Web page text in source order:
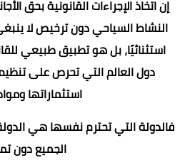
إن اتخاذ الإجراءات القانونية بحق
النشاط السياحي دون ترخيص لا ينبغي
استثنائيًا، بل هو تطبيق طبيعي
دول العالم التي تحرص على
استثماراتها
فالدولة التي تحترم نفسها هي
الجميع دون